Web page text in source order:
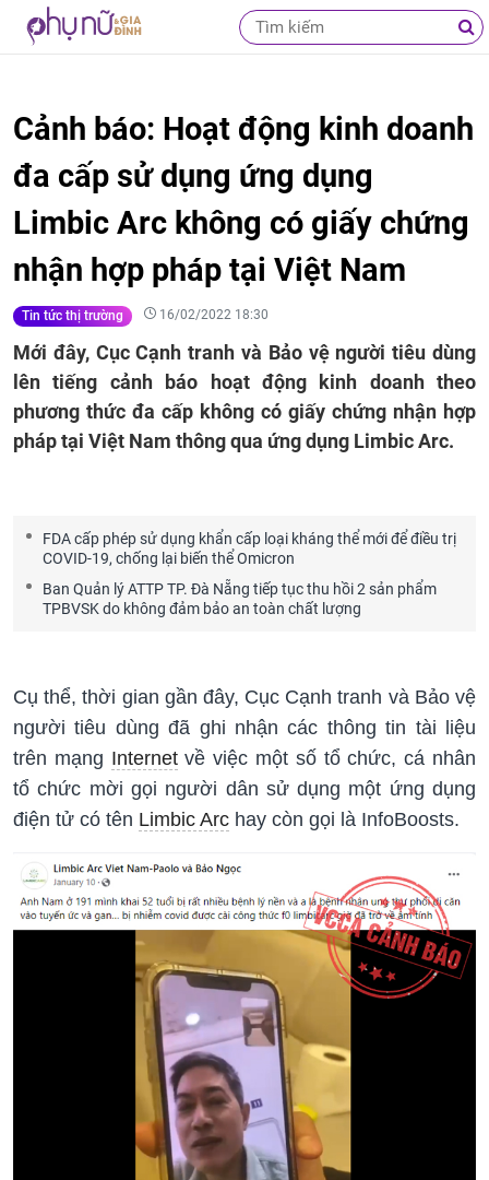
Cảnh báo: Hoạt động kinh doanh
đa cấp sử dụng ứng dụng
Limbic Arc không có giấy chứng
nhận hợp pháp tại Việt Nam
Tin tức thị trường 16/02/2022 18:30
Mới đây, Cục Cạnh tranh và Bảo vệ người tiêu dùng
lên tiếng cảnh báo hoạt động kinh doanh theo
phương thức đa cấp không có giấy chứng nhận hợp
pháp tại Việt Nam thông qua ứng dụng Limbic Arc.
FDA cấp phép sử dụng khẩn cấp loại kháng thể mới để điều trị
COVID-19, chống lại biến thể Omicron
Ban Quản lý ATTP TP. Đà Nẵng tiếp tục thu hồi 2 sản phẩm
TPBVSK do không đảm bảo an toàn chất lượng
Cụ thể, thời gian gần đây, Cục Cạnh tranh và Bảo vệ
người tiêu dùng đã ghi nhận các thông tin tài liệu
trên mạng Internetvề việc một số tổ chức, cá nhân
tổ chức mời gọi người dân sử dụng một ứng dụng
điện tử có tên Limbic Arc hay còn gọi là InfoBoosts.